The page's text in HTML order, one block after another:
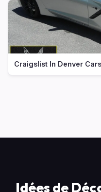
Craigslist In Denver
Idées de